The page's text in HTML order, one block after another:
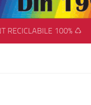
RECICLABILE 100% ♺